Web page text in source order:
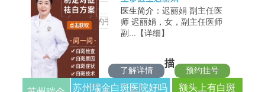
医生简介： 迟丽娟 副主任医
师 迟丽娟，女，副主任医师
副...【详细】
了解详情 预约挂号
苏州瑞金白斑医院好吗 额头上有白斑
号
码：
病
描